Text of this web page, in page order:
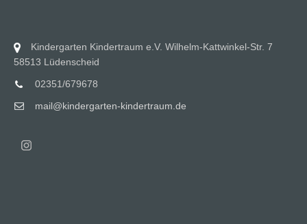
Kindergarten Kindertraum e.V. Wilhelm-Kattwinkel-Str. 7
58513 Lüdenscheid
02351/679678
mail@kindergarten-kindertraum.de